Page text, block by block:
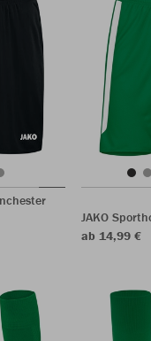
JAKO
ab 14,99 €